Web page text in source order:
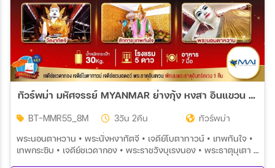
ทัวร์พม่า มหัศจรรย์ MYANMAR ย่างกุ้ง หงสา อินแขวน 3วัน 2คืน (8M)
BT-MMR55_8M 3วัน 2คืน
ทัวร์พม่า
พระนอนตาหวาน • พระนั่งหงาทัตจี • เจดีย์โบตาทาวน์ • เทพทันใจ •
เทพกระซิบ • เจดีย์ชเวดากอง • พระราชวังบุเรงนอง • พระธาตุมุเตา •